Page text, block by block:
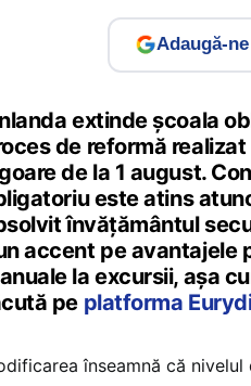
Adaugă-
extinde școala
de reformă
de la 1 august.
este atins
învățământul
accent pe avantajele
la excursii, așa
pe platforma
înseamnă că